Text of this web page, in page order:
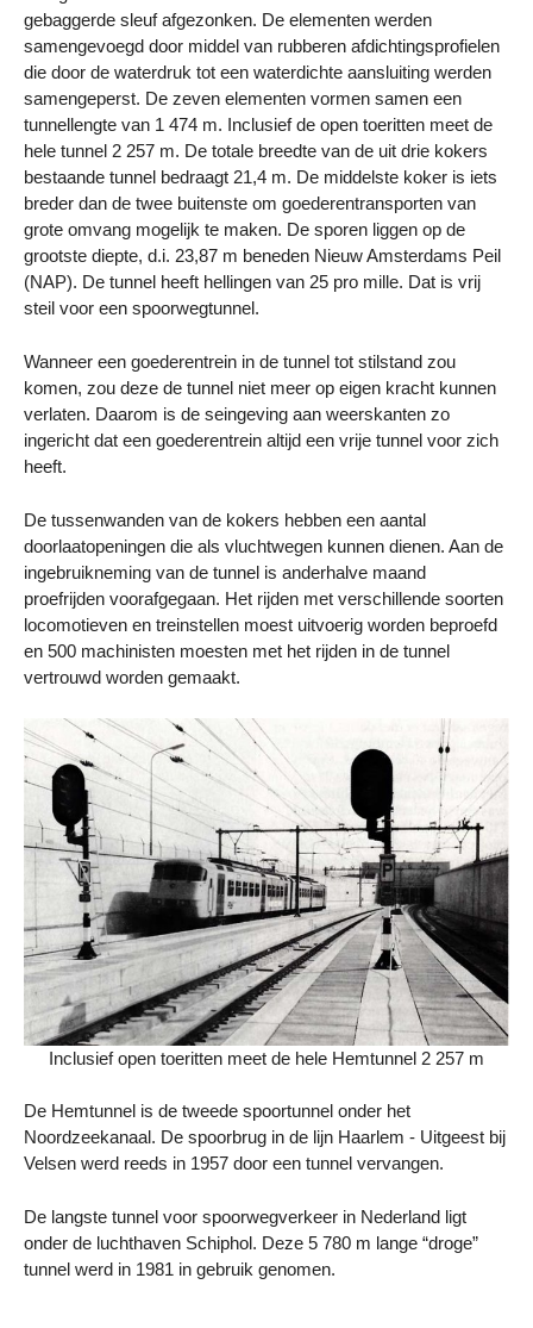
gebaggerde sleuf afgezonken. De elementen werden
samengevoegd door middel van rubberen afdichtingsprofielen
die door de waterdruk tot een waterdichte aansluiting werden
samengeperst. De zeven elementen vormen samen een
tunnellengte van 1 474 m. Inclusief de open toeritten meet de
hele tunnel 2 257 m. De totale breedte van de uit drie kokers
bestaande tunnel bedraagt 21,4 m. De middelste koker is iets
breder dan de twee buitenste om goederentransporten van
grote omvang mogelijk te maken. De sporen liggen op de
grootste diepte, d.i. 23,87 m beneden Nieuw Amsterdams Peil
(NAP). De tunnel heeft hellingen van 25 pro mille. Dat is vrij
steil voor een spoorwegtunnel.
Wanneer een goederentrein in de tunnel tot stilstand zou
komen, zou deze de tunnel niet meer op eigen kracht kunnen
verlaten. Daarom is de seingeving aan weerskanten zo
ingericht dat een goederentrein altijd een vrije tunnel voor zich
heeft.
De tussenwanden van de kokers hebben een aantal
doorlaatopeningen die als vluchtwegen kunnen dienen. Aan de
ingebruikneming van de tunnel is anderhalve maand
proefrijden voorafgegaan. Het rijden met verschillende soorten
locomotieven en treinstellen moest uitvoerig worden beproefd
en 500 machinisten moesten met het rijden in de tunnel
vertrouwd worden gemaakt.
Inclusief open toeritten meet de hele Hemtunnel 2 257 m
De Hemtunnel is de tweede spoortunnel onder het
Noordzeekanaal. De spoorbrug in de lijn Haarlem - Uitgeest bij
Velsen werd reeds in 1957 door een tunnel vervangen.
De langste tunnel voor spoorwegverkeer in Nederland ligt
onder de luchthaven Schiphol. Deze 5 780 m lange “droge”
tunnel werd in 1981 in gebruik genomen.